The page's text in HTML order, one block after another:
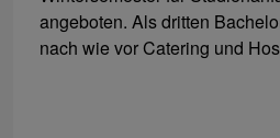
angeboten. Als dritten
nach wie vor Catering und